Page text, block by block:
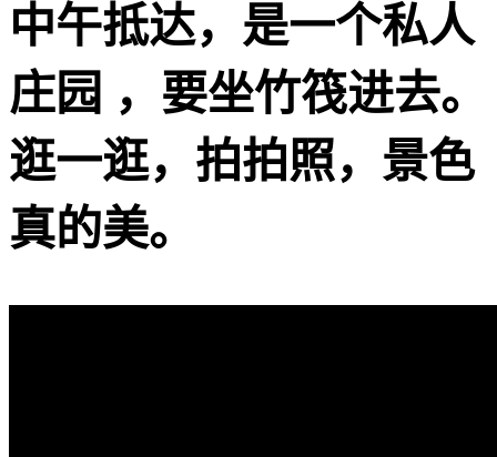
中午抵达，是一个私人
庄园 ，要坐竹筏进去。
逛一逛，拍拍照，景色
真的美。